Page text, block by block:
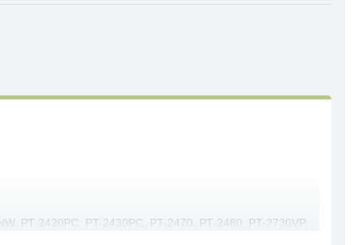
PT-2420PC, PT-2430PC, PT-2470, PT-2480, PT-2730VP,